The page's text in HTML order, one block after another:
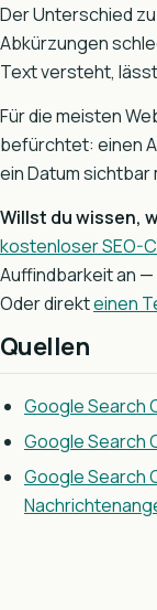
Der Unterschied
Abkürzungen
Text versteht,
Für die meisten
befürchtet: einen
ein Datum sichtbar
Willst du wissen,
kostenloser SEO-
Auffindbarkeit an
Oder direkteinen
Quellen
Google Search
Google Search
Google Search